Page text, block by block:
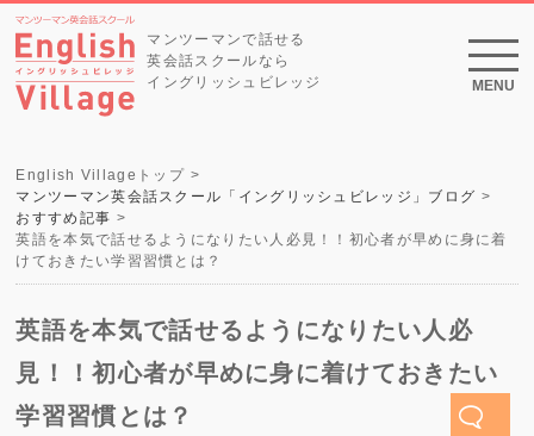
マンツーマンで話せる
英会話スクールなら
イングリッシュビレッジ
MENU
English Villageトップ
マンツーマン英会話スクール「イングリッシュビレッジ」ブログ
おすすめ記事
英語を本気で話せるようになりたい人必見！！初心者が早めに身に着
けておきたい学習習慣とは？
英語を本気で話せるようになりたい人必
見！！初心者が早めに身に着けておきたい
学習習慣とは？